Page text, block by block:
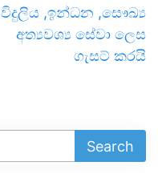
විදුලිය ,ඉන්ධන ,සෞඛ්‍ය
අත්‍යවශ්‍ය සේවා ලෙස
ගැසට් කරයි